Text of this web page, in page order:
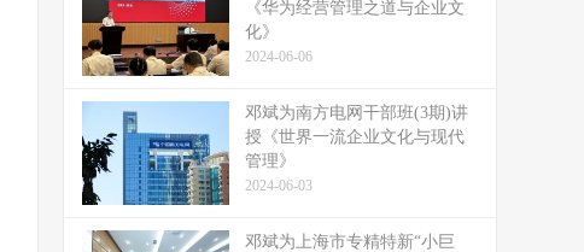
《华为经营管理之道与企业文
化》
2024-06-06
邓斌为南方电网干部班(3期)讲
授《世界一流企业文化与现代
管理》
2024-06-03
邓斌为上海市专精特新“小巨